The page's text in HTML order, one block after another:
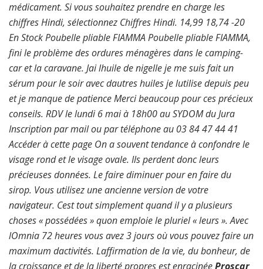
médicament. Si vous souhaitez prendre en charge les
chiffres Hindi, sélectionnez Chiffres Hindi. 14,99 18,74 -20
En Stock Poubelle pliable FIAMMA Poubelle pliable FIAMMA,
fini le problème des ordures ménagères dans le camping-
car et la caravane. Jai lhuile de nigelle je me suis fait un
sérum pour le soir avec dautres huiles je lutilise depuis peu
et je manque de patience Merci beaucoup pour ces précieux
conseils. RDV le lundi 6 mai à 18h00 au SYDOM du Jura
Inscription par mail ou par téléphone au 03 84 47 44 41
Accéder à cette page On a souvent tendance à confondre le
visage rond et le visage ovale. Ils perdent donc leurs
précieuses données. Le faire diminuer pour en faire du
sirop. Vous utilisez une ancienne version de votre
navigateur. Cest tout simplement quand il y a plusieurs
choses « possédées » quon emploie le pluriel « leurs ». Avec
lOmnia 72 heures vous avez 3 jours où vous pouvez faire un
maximum dactivités. Laffirmation de la vie, du bonheur, de
la croissance et de la liberté propres est enracinéeProscar